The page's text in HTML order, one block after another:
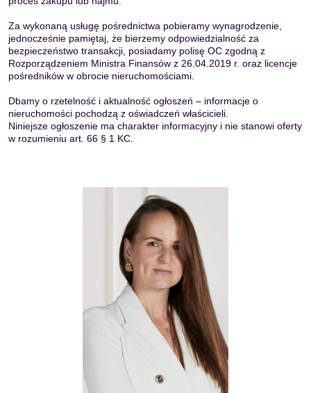
Za wykonaną usługę pośrednictwa pobieramy wynagrodzenie,
jednocześnie pamiętaj, że bierzemy odpowiedzialność za
bezpieczeństwo transakcji, posiadamy polisę OC zgodną z
Rozporządzeniem Ministra Finansów z 26.04.2019 r. oraz licencje
pośredników w obrocie nieruchomościami.
Dbamy o rzetelność i aktualność ogłoszeń – informacje o
nieruchomości pochodzą z oświadczeń właścicieli.
Niniejsze ogłoszenie ma charakter informacyjny i nie stanowi oferty
w rozumieniu art. 66 § 1 KC.